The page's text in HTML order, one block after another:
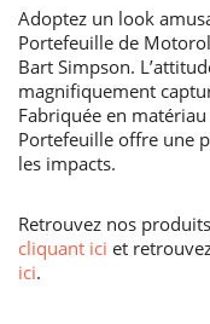
Adoptez un look
Portefeuille de
Bart Simpson.
magnifiquement
Fabriquée en
Portefeuille offre une
les impacts.
Retrouvez nos produits
cliquant ici et
ici.